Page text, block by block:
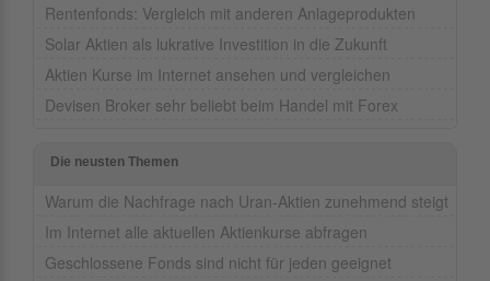
Rentenfonds: Vergleich mit anderen Anlageprodukten
Solar Aktien als lukrative Investition in die Zukunft
Aktien Kurse im Internet ansehen und vergleichen
Devisen Broker sehr beliebt beim Handel mit Forex
Die neusten Themen
Warum die Nachfrage nach Uran-Aktien zunehmend steigt
Im Internet alle aktuellen Aktienkurse abfragen
Geschlossene Fonds sind nicht für jeden geeignet